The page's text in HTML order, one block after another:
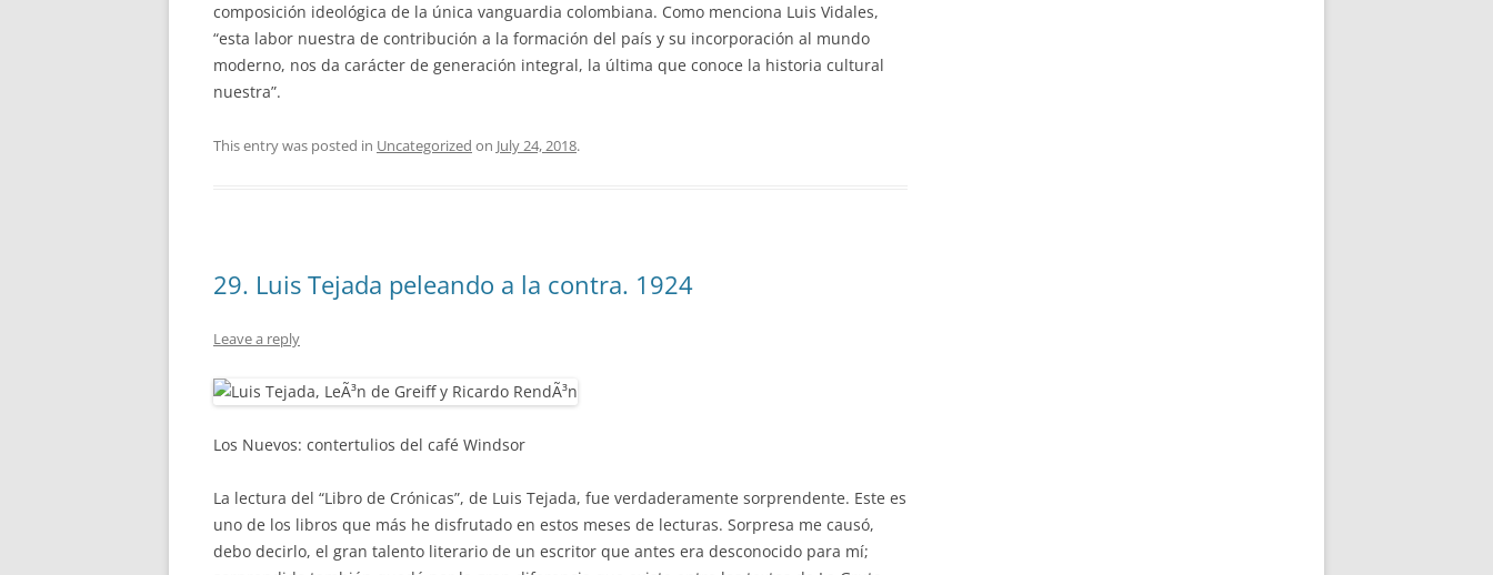
composición ideológica de la única vanguardia colombiana. Como menciona Luis Vidales,
“esta labor nuestra de contribución a la formación del país y su incorporación al mundo
moderno, nos da carácter de generación integral, la última que conoce la historia cultural
nuestra”.
This entry was posted in Uncategorized on July 24, 2018.
29. Luis Tejada peleando a la contra. 1924
Leave a reply
Los Nuevos: contertulios del café Windsor
La lectura del “Libro de Crónicas”, de Luis Tejada, fue verdaderamente sorprendente. Este es
uno de los libros que más he disfrutado en estos meses de lecturas. Sorpresa me causó,
debo decirlo, el gran talento literario de un escritor que antes era desconocido para mí;